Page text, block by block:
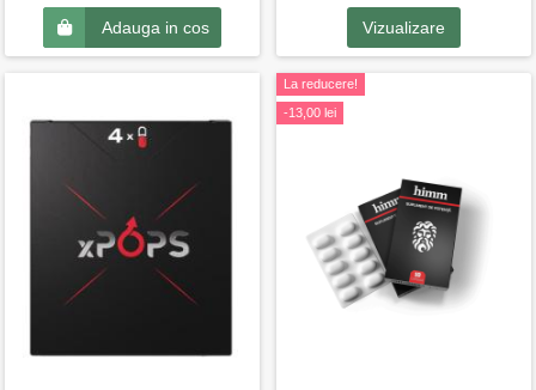
Adauga in cos Vizualizare
La reducere!
-13,00 lei